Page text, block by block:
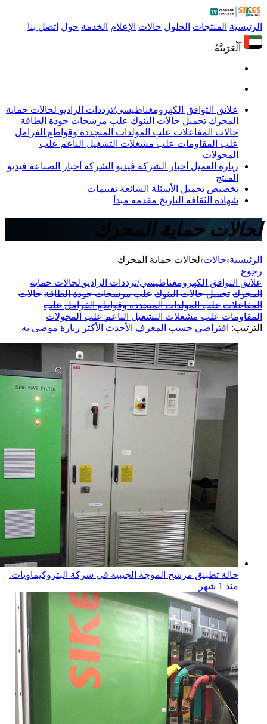
الرئيسية المنتجات الحلول حالات الإعلام الخدمة حول اتصل بنا
اَلْعَرَبِيَّةُ
علائق التوافق الكهرومغناطيسي/ترددات الراديو لحالات حماية
المحرك تحميل حالات البنوك علب مرشحات جودة الطاقة
حالات المفاعلات علب المولدات المتجددة وقواطع الفرامل
علب المقاومات علب مشغلات التشغيل الناعم علب
المحولات
زيارة العميل أخبار الشركة فيديو الشركة أخبار الصناعة فيديو
المنتج
تخصيص تحميل الأسئلة الشائعة تقييمات
شهادة الثقافة التاريخ مقدمة مبدأ
لحالات حماية المحرك
الرئيسية›حالات›لحالات حماية المحرك
رجوع
علائق التوافق الكهرومغناطيسي/ترددات الراديو لحالات حماية
المحرك تحميل حالات البنوك علب مرشحات جودة الطاقة حالات
المفاعلات علب المولدات المتجددة وقواطع الفرامل علب
المقاومات علب مشغلات التشغيل الناعم علب المحولات
الترتيب: افتراضي حسب المعرف الأحدث الأكثر زيارة موصى به
حالة تطبيق مرشح الموجة الجيبية في شركة البتروكيماويات.
منذ 1 شهر